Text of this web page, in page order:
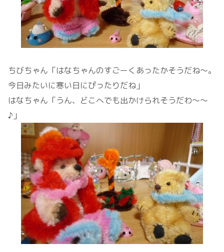
ちびちゃん「はなちゃんのすごーくあったかそうだね～。
今日みたいに寒い日にぴったりだね」
はなちゃん「うん、どこへでも出かけられそうだわ～～
♪」